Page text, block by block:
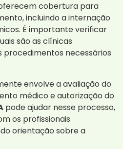
cobertura para
incluindo a internação
É importante verificar
são as clínicas
procedimentos necessários
envolve a avaliação do
médico e autorização do
pode ajudar nesse processo,
os profissionais
orientação sobre a